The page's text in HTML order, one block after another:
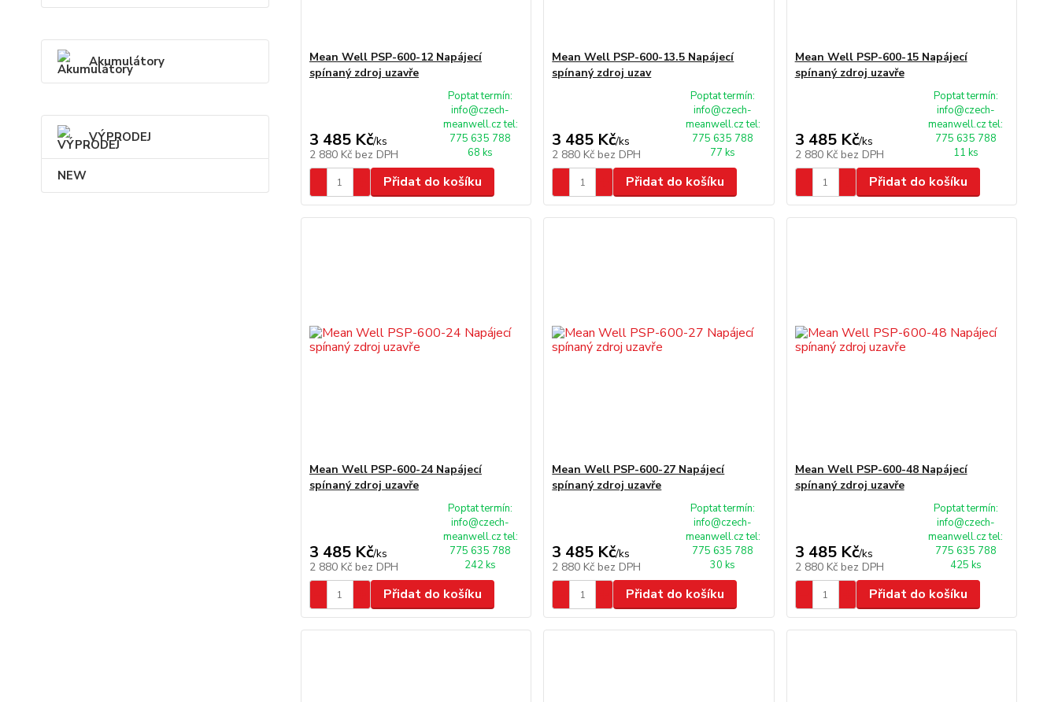
Akumulátory
VÝPRODEJ
NEW
Mean Well PSP-600-12 Napájecí
spínaný zdroj uzavře
3 485 Kč/ks
2 880 Kč bez DPH
Poptat termín:
info@czech-
meanwell.cz tel:
775 635 788
68 ks
Přidat do košíku
Mean Well PSP-600-13.5 Napájecí
spínaný zdroj uzav
3 485 Kč/ks
2 880 Kč bez DPH
Poptat termín:
info@czech-
meanwell.cz tel:
775 635 788
77 ks
Přidat do košíku
Mean Well PSP-600-15 Napájecí
spínaný zdroj uzavře
3 485 Kč/ks
2 880 Kč bez DPH
Poptat termín:
info@czech-
meanwell.cz tel:
775 635 788
11 ks
Přidat do košíku
Mean Well PSP-600-24 Napájecí
spínaný zdroj uzavře
3 485 Kč/ks
2 880 Kč bez DPH
Poptat termín:
info@czech-
meanwell.cz tel:
775 635 788
242 ks
Přidat do košíku
Mean Well PSP-600-27 Napájecí
spínaný zdroj uzavře
3 485 Kč/ks
2 880 Kč bez DPH
Poptat termín:
info@czech-
meanwell.cz tel:
775 635 788
30 ks
Přidat do košíku
Mean Well PSP-600-48 Napájecí
spínaný zdroj uzavře
3 485 Kč/ks
2 880 Kč bez DPH
Poptat termín:
info@czech-
meanwell.cz tel:
775 635 788
425 ks
Přidat do košíku